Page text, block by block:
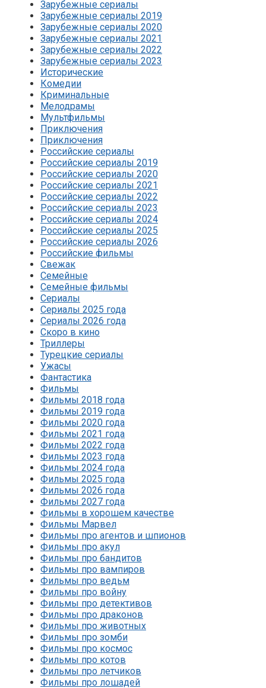
Зарубежные сериалы
Зарубежные сериалы 2019
Зарубежные сериалы 2020
Зарубежные сериалы 2021
Зарубежные сериалы 2022
Зарубежные сериалы 2023
Исторические
Комедии
Криминальные
Мелодрамы
Мультфильмы
Приключения
Приключения
Российские сериалы
Российские сериалы 2019
Российские сериалы 2020
Российские сериалы 2021
Российские сериалы 2022
Российские сериалы 2023
Российские сериалы 2024
Российские сериалы 2025
Российские сериалы 2026
Российские фильмы
Свежак
Семейные
Семейные фильмы
Сериалы
Сериалы 2025 года
Сериалы 2026 года
Скоро в кино
Триллеры
Турецкие сериалы
Ужасы
Фантастика
Фильмы
Фильмы 2018 года
Фильмы 2019 года
Фильмы 2020 года
Фильмы 2021 года
Фильмы 2022 года
Фильмы 2023 года
Фильмы 2024 года
Фильмы 2025 года
Фильмы 2026 года
Фильмы 2027 года
Фильмы в хорошем качестве
Фильмы Марвел
Фильмы про агентов и шпионов
Фильмы про акул
Фильмы про бандитов
Фильмы про вампиров
Фильмы про ведьм
Фильмы про войну
Фильмы про детективов
Фильмы про драконов
Фильмы про животных
Фильмы про зомби
Фильмы про космос
Фильмы про котов
Фильмы про летчиков
Фильмы про лошадей